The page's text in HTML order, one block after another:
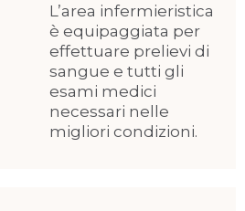
L’area infermieristica
è equipaggiata per
effettuare prelievi di
sangue e tutti gli
esami medici
necessari nelle
migliori condizioni.